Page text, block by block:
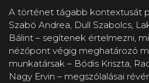
A történet tágabb kontextusát
Szabó Andrea, Dull Szabolcs,
Bálint – segítenek értelmezni,
nézőpont végig meghatározó
munkatársak – Bódis Kriszta,
Nagy Ervin – megszólalásai